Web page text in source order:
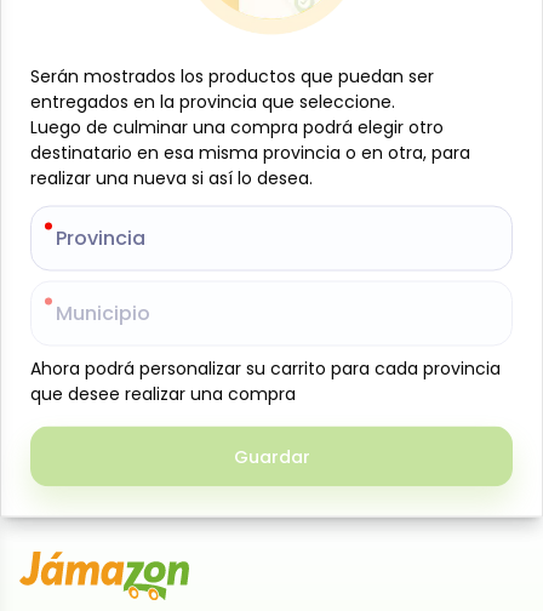
-
Añadir al carrito
Tarta de nata (sabor según disponibilidad del día:
vainilla, fresa o chocolate)
6 refrescos (sabor según disponibilidad)
Productos relacionados
Diapositiva anterior
Serán mostrados los productos que puedan ser
entregados en la provincia que seleccione.
Luego de culminar una compra podrá elegir otro
destinatario en esa misma provincia o en otra, para
realizar una nueva si así lo desea.
Provincia
Municipio
Ahora podrá personalizar su carrito para cada provincia
que desee realizar una compra
Guardar
Serán mostrados los productos que puedan ser
entregados en la provincia que seleccione.
Luego de culminar una compra podrá elegir otro
destinatario en esa misma provincia o en otra, para
realizar una nueva si así lo desea.
Provincia
Municipio
Ahora podrá personalizar su carrito para cada provincia
que desee realizar una compra
Guardar